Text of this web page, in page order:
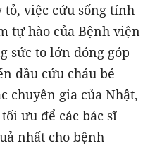
tỏ, việc cứu sống tính
tự hào của Bệnh viện
sức to lớn đóng góp
đầu cứu cháu bé
chuyên gia của Nhật,
ưu để các bác sĩ
nhất cho bệnh